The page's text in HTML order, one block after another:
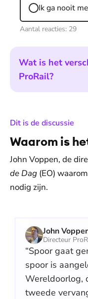
Ik ga nooit
Aantal reacties: 29
Wat is het
ProRail?
Dit is de discussie
Waarom is
John Voppen, de
de Dag (EO)
nodig zijn.
John
Directeur
“Spoor gaat
spoor is
Wereldoorlog,
tweede